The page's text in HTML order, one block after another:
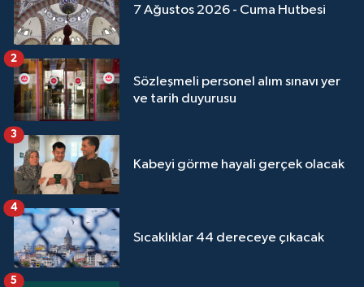
7 Ağustos 2026 - Cuma Hutbesi
Sözleşmeli personel alım sınavı yer
ve tarih duyurusu
2
Kabeyi görme hayali gerçek olacak
3
Sıcaklıklar 44 dereceye çıkacak
4
5